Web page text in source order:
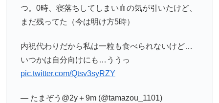
つ。0時、寝落ちしてしまい血の気が引いたけど、
まだ残ってた（今は明け方5時）
内祝代わりだから私は一粒も食べられないけど…
いつかは自分向けにも…ううっ
pic.twitter.com/Qtsv3syRZY
— たまぞう@2y＋9m (@tamazou_1101)